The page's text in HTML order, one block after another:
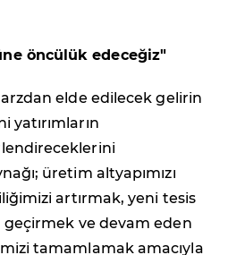
öncülük edeceğiz"
elde edilecek gelirin
yatırımların
üretim altyapımızı
artırmak, yeni tesis
geçirmek ve devam eden
tamamlamak amacıyla